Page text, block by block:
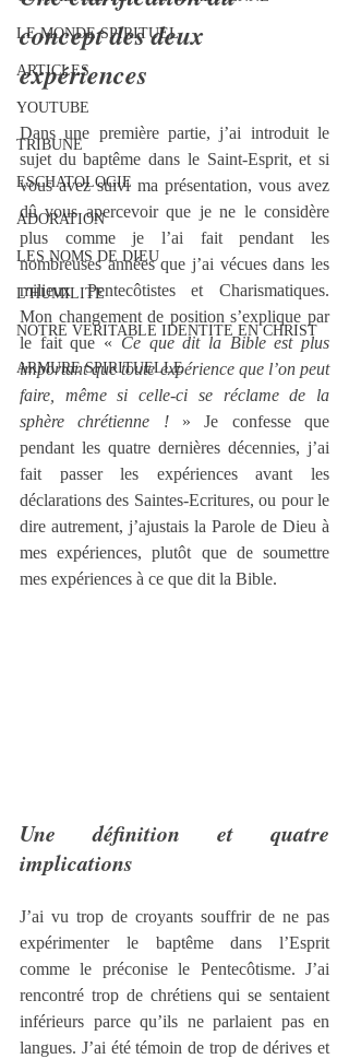
LE MONDE SPIRITUEL
ARTICLES
YOUTUBE
TRIBUNE
ESCHATOLOGIE
ADORATION
LES NOMS DE DIEU
L'HUMILITE
NOTRE VERITABLE IDENTITE EN CHRIST
ARMURE SPIRITUELLE
concept des deux
expériences
Dans une première partie, j’ai introduit le
sujet du baptême dans le Saint-Esprit, et si
vous avez suivi ma présentation, vous avez
dû vous apercevoir que je ne le considère
plus comme je l’ai fait pendant les
nombreuses années que j’ai vécues dans les
milieux Pentecôtistes et Charismatiques.
Mon changement de position s’explique par
le fait que « Ce que dit la Bible est plus
important que toute expérience que l’on peut
faire, même si celle-ci se réclame de la
sphère chrétienne ! » Je confesse que
pendant les quatre dernières décennies, j’ai
fait passer les expériences avant les
déclarations des Saintes-Ecritures, ou pour le
dire autrement, j’ajustais la Parole de Dieu à
mes expériences, plutôt que de soumettre
mes expériences à ce que dit la Bible.
Une définition et quatre
implications
J’ai vu trop de croyants souffrir de ne pas
expérimenter le baptême dans l’Esprit
comme le préconise le Pentecôtisme. J’ai
rencontré trop de chrétiens qui se sentaient
inférieurs parce qu’ils ne parlaient pas en
langues. J’ai été témoin de trop de dérives et